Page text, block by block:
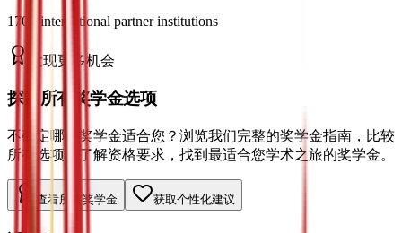
170+ international partner institutions
发现更多机会
探索所有奖学金选项
不确定哪种奖学金适合您？浏览我们完整的奖学金指南，比较
所有选项，了解资格要求，找到最适合您学术之旅的奖学金。
查看所有奖学金 获取个性化建议